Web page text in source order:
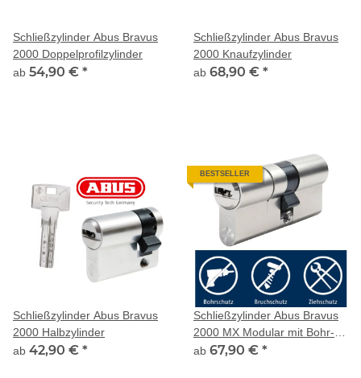
Schließzylinder Abus Bravus
2000 Doppelprofilzylinder
ab 54,90 € *
Schließzylinder Abus Bravus
2000 Knaufzylinder
ab 68,90 € *
Schließzylinder Abus Bravus
2000 Halbzylinder
ab 42,90 € *
BESTSELLER
Schließzylinder Abus Bravus
2000 MX Modular mit Bohr-
und Ziehschutz
ab 67,90 € *